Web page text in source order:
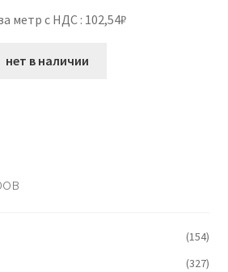
метр с НДС : 102,54₽
нет в наличии
(154)
(327)